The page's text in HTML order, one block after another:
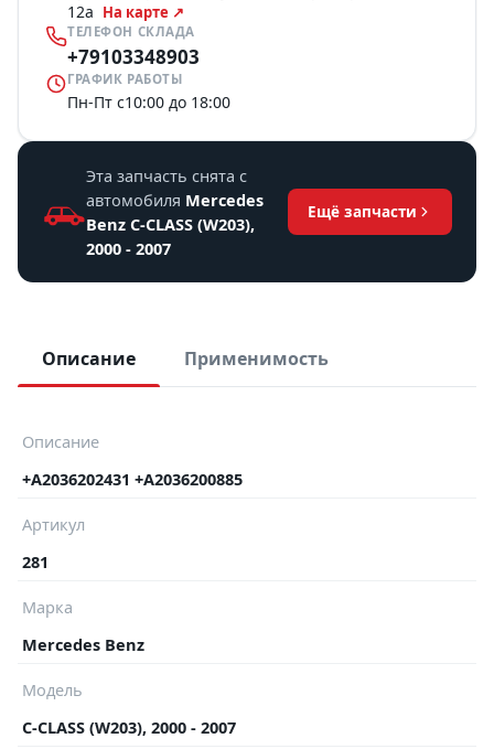
12а На карте ↗
ТЕЛЕФОН СКЛАДА
+79103348903
ГРАФИК РАБОТЫ
Пн-Пт с10:00 до 18:00
Эта запчасть снята с
автомобиля Mercedes
Benz C-CLASS (W203),
2000 - 2007
Ещё запчасти
Описание Применимость
Описание
+A2036202431 +A2036200885
Артикул
281
Марка
Mercedes Benz
Модель
C-CLASS (W203), 2000 - 2007